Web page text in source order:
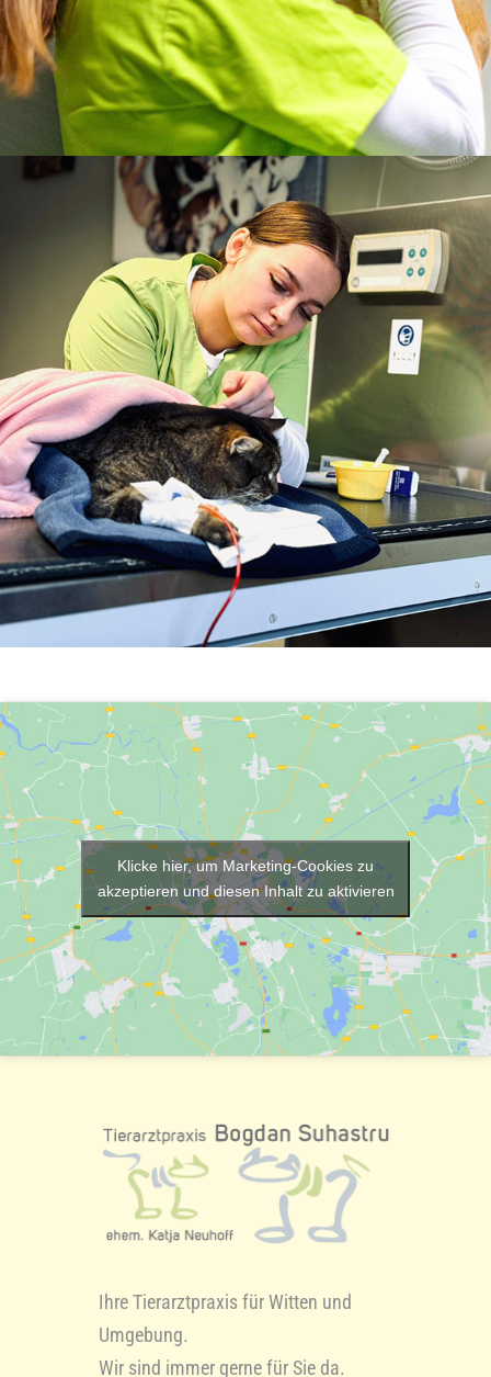
Klicke hier, um Marketing-Cookies zu
akzeptieren und diesen Inhalt zu aktivieren
Ihre Tierarztpraxis für Witten und
Umgebung.
Wir sind immer gerne für Sie da.